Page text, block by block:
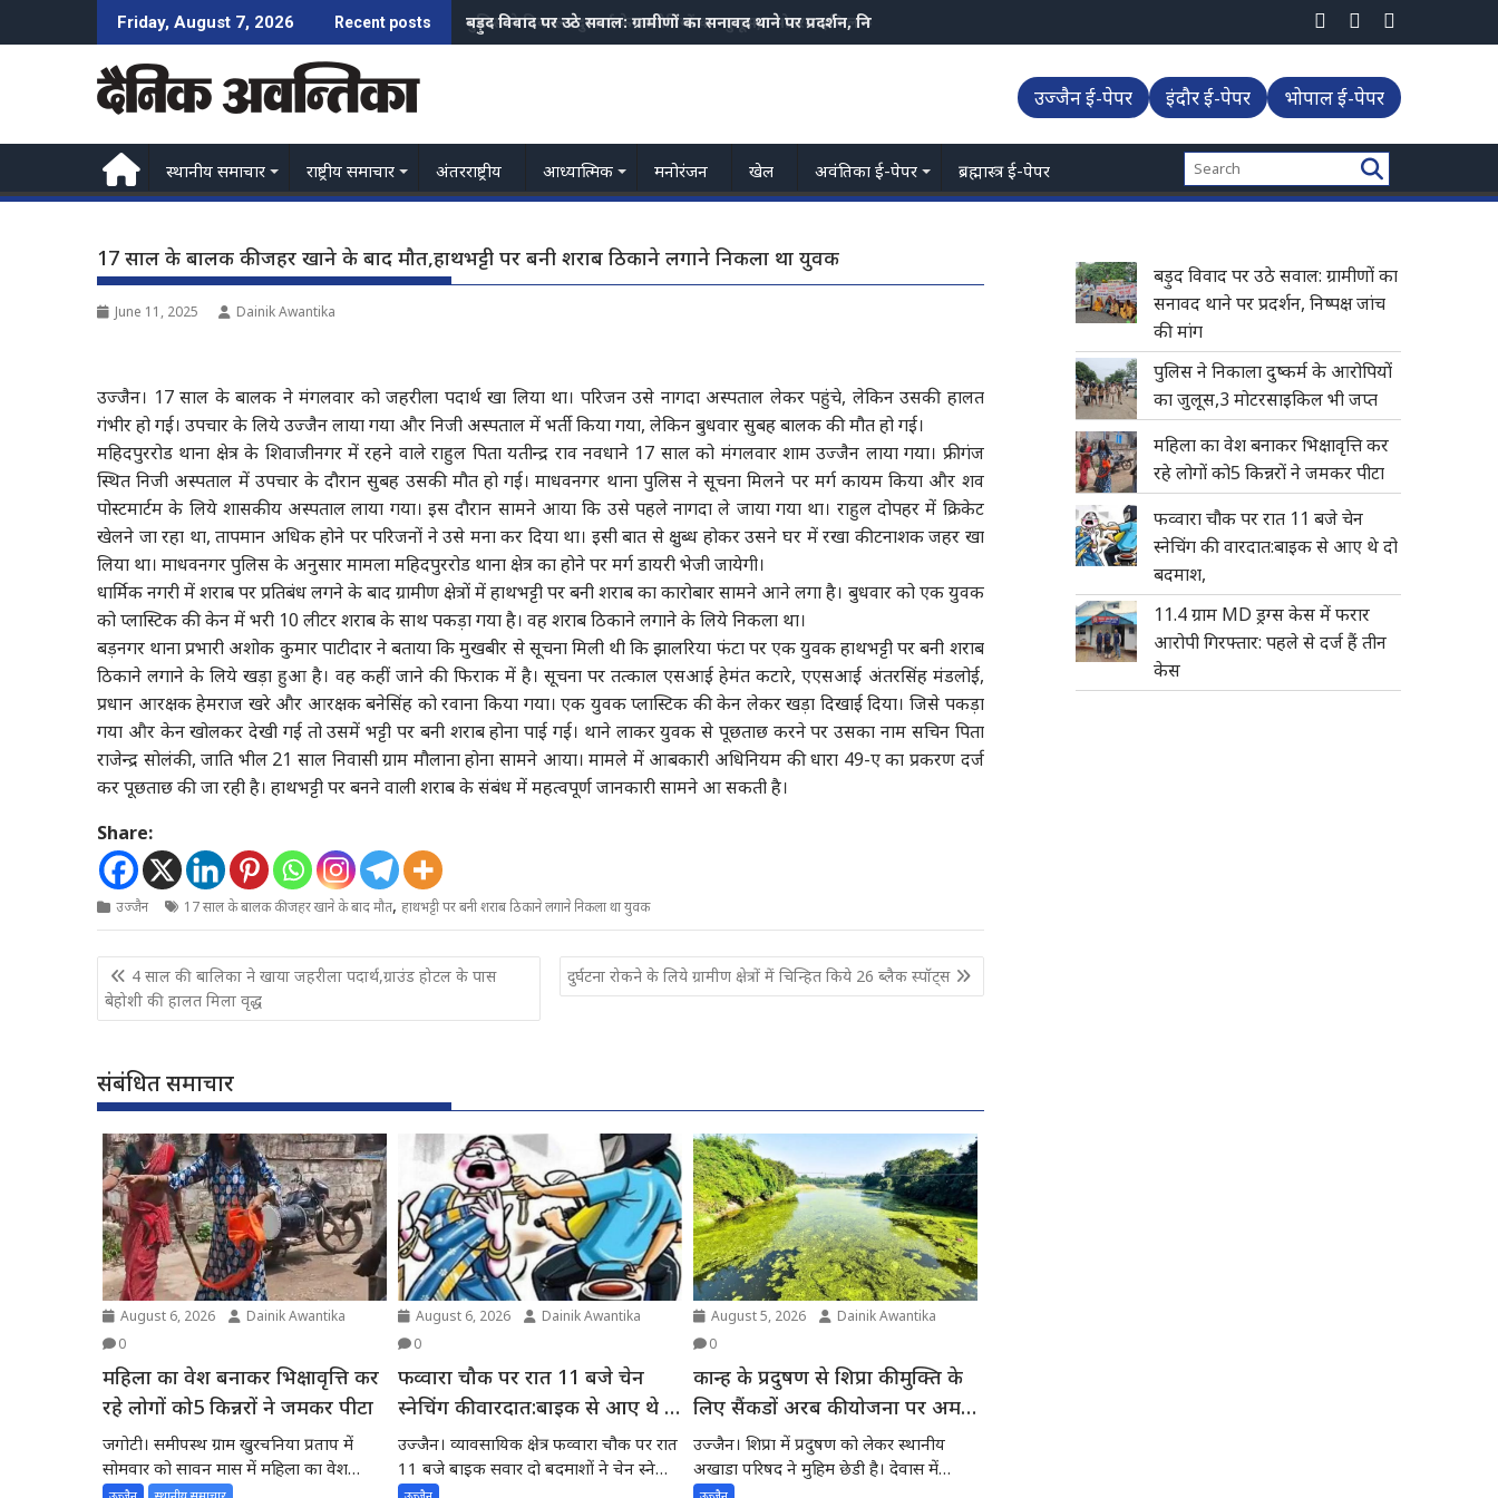
to
Friday, August 7, 2026 Recent posts पुलिस ने निकाला दुष्कर्म के आरोपियों का जुलूस,3 मोटरसाइकिल भी जप्त
उज्जैन ई-पेपर इंदौर ई-पेपर भोपाल ई-पेपर
स्थानीय समाचार राष्ट्रीय समाचार अंतरराष्ट्रीय आध्यात्मिक मनोरंजन खेल अवंतिका ई-पेपर ब्रह्मास्त्र ई-पेपर
17 साल के बालक की जहर खाने के बाद मौत,हाथभट्टी पर बनी शराब ठिकाने लगाने निकला था युवक
June 11, 2025 Dainik Awantika
उज्जैन। 17 साल के बालक ने मंगलवार को जहरीला पदार्थ खा लिया था। परिजन उसे नागदा अस्पताल लेकर पहुंचे, लेकिन उसकी हालत
गंभीर हो गई। उपचार के लिये उज्जैन लाया गया और निजी अस्पताल में भर्ती किया गया, लेकिन बुधवार सुबह बालक की मौत हो गई।
महिदपुररोड थाना क्षेत्र के शिवाजीनगर में रहने वाले राहुल पिता यतीन्द्र राव नवधाने 17 साल को मंगलवार शाम उज्जैन लाया गया। फ्रीगंज
स्थित निजी अस्पताल में उपचार के दौरान सुबह उसकी मौत हो गई। माधवनगर थाना पुलिस ने सूचना मिलने पर मर्ग कायम किया और शव
पोस्टमार्टम के लिये शासकीय अस्पताल लाया गया। इस दौरान सामने आया कि उसे पहले नागदा ले जाया गया था। राहुल दोपहर में क्रिकेट
खेलने जा रहा था, तापमान अधिक होने पर परिजनों ने उसे मना कर दिया था। इसी बात से क्षुब्ध होकर उसने घर में रखा कीटनाशक जहर खा
लिया था। माधवनगर पुलिस के अनुसार मामला महिदपुररोड थाना क्षेत्र का होने पर मर्ग डायरी भेजी जायेगी।
धार्मिक नगरी में शराब पर प्रतिबंध लगने के बाद ग्रामीण क्षेत्रों में हाथभट्टी पर बनी शराब का कारोबार सामने आने लगा है। बुधवार को एक युवक
को प्लास्टिक की केन में भरी 10 लीटर शराब के साथ पकड़ा गया है। वह शराब ठिकाने लगाने के लिये निकला था।
बड़नगर थाना प्रभारी अशोक कुमार पाटीदार ने बताया कि मुखबीर से सूचना मिली थी कि झालरिया फंटा पर एक युवक हाथभट्टी पर बनी शराब
ठिकाने लगाने के लिये खड़ा हुआ है। वह कहीं जाने की फिराक में है। सूचना पर तत्काल एसआई हेमंत कटारे, एएसआई अंतरसिंह मंडलोई,
प्रधान आरक्षक हेमराज खरे और आरक्षक बनेसिंह को रवाना किया गया। एक युवक प्लास्टिक की केन लेकर खड़ा दिखाई दिया। जिसे पकड़ा
गया और केन खोलकर देखी गई तो उसमें भट्टी पर बनी शराब होना पाई गई। थाने लाकर युवक से पूछताछ करने पर उसका नाम सचिन पिता
राजेन्द्र सोलंकी, जाति भील 21 साल निवासी ग्राम मौलाना होना सामने आया। मामले में आबकारी अधिनियम की धारा 49-ए का प्रकरण दर्ज
कर पूछताछ की जा रही है। हाथभट्टी पर बनने वाली शराब के संबंध में महत्वपूर्ण जानकारी सामने आ सकती है।
Share:
उज्जैन 17 साल के बालक की जहर खाने के बाद मौत, हाथभट्टी पर बनी शराब ठिकाने लगाने निकला था युवक
Post
navigation
4 साल की बालिका ने खाया जहरीला पदार्थ,ग्राउंड होटल के पास
बेहोशी की हालत मिला वृद्ध
दुर्घटना रोकने के लिये ग्रामीण क्षेत्रों में चिन्हित किये 26 ब्लैक स्पॉट्स
संबंधित समाचार
August 6, 2026
Dainik Awantika
0
महिला का वेश बनाकर भिक्षावृत्ति कर
रहे लोगों को5 किन्नरों ने जमकर पीटा
जगोटी। समीपस्थ ग्राम खुरचनिया प्रताप में
सोमवार को सावन मास में महिला का वेश
बनाकर नेग...
August 6, 2026
Dainik Awantika
0
फव्वारा चौक पर रात 11 बजे चेन
स्नेचिंग की वारदात:बाइक से आए थे दो
बदमाश,
उज्जैन। व्यावसायिक क्षेत्र फव्वारा चौक पर रात
11 बजे बाइक सवार दो बदमाशों ने चेन स्नेचिंग
की...
August 5, 2026
Dainik Awantika
0
कान्ह के प्रदुषण से शिप्रा की मुक्ति के
लिए सैंकडों अरब की योजना पर अमल
देवास में डेढ करोड के स्टाप डेम की
स्वीकृति की अपेक्षा में शिप्रा में प्रदुषण
उज्जैन। शिप्रा में प्रदुषण को लेकर स्थानीय
अखाडा परिषद ने मुहिम छेडी है। देवास में
नागदहन...
बड़ुद विवाद पर उठे सवाल: ग्रामीणों का
सनावद थाने पर प्रदर्शन, निष्पक्ष जांच
की मांग
पुलिस ने निकाला दुष्कर्म के आरोपियों
का जुलूस,3 मोटरसाइकिल भी जप्त
महिला का वेश बनाकर भिक्षावृत्ति कर
रहे लोगों को5 किन्नरों ने जमकर पीटा
फव्वारा चौक पर रात 11 बजे चेन
स्नेचिंग की वारदात:बाइक से आए थे दो
बदमाश,
11.4 ग्राम MD ड्रग्स केस में फरार
आरोपी गिरफ्तार: पहले से दर्ज हैं तीन
केस